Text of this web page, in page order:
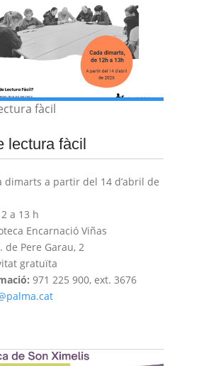
fàcil
lectura fàcil
dimarts a partir del 14 d’abril de
a 13 h
Encarnació Viñas
de Pere Garau, 2
gratuïta
971 225 900, ext. 3676